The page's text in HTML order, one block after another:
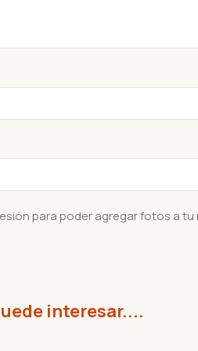
para poder agregar fotos a tu
interesar....